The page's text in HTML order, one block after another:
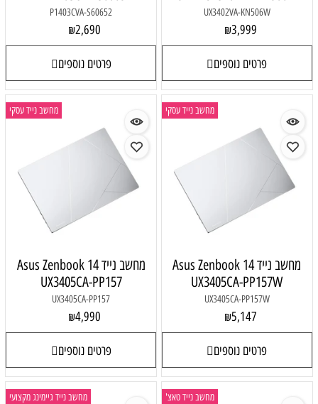
UX3402VA-KN506W
₪3,999
פרטים נוספים
P1403CVA-S60652
₪2,690
פרטים נוספים
מחשב נייד עסקי
מחשב נייד Asus Zenbook 14
UX3405CA-PP157W
UX3405CA-PP157W
₪5,147
פרטים נוספים
מחשב נייד עסקי
מחשב נייד Asus Zenbook 14
UX3405CA-PP157
UX3405CA-PP157
₪4,990
פרטים נוספים
מחשב נייד טאצ' מחשב נייד גיימינג מקצועי